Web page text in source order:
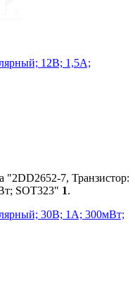
12В; 1,5А;
"2DD2652-7, Транзистор:
SOT323" 1.
30В; 1А; 300мВт;